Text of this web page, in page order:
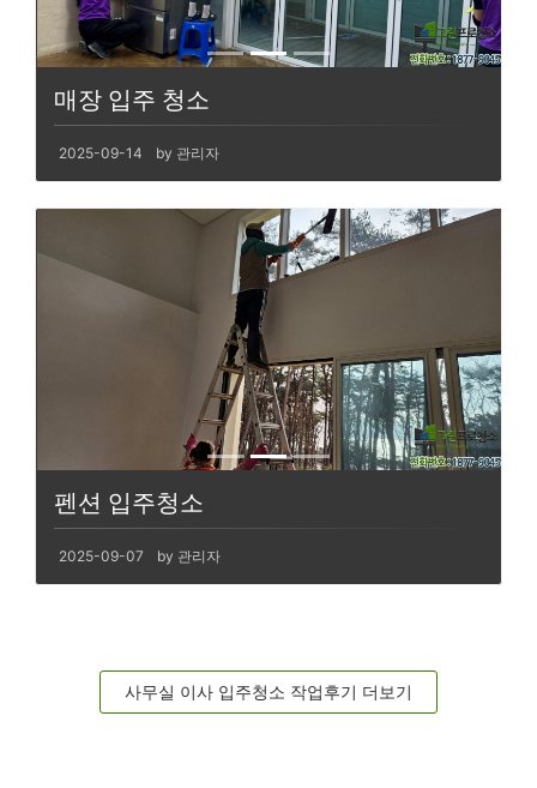
매장 입주 청소
2025-09-14 by 관리자
펜션 입주청소
2025-09-07 by 관리자
사무실 이사 입주청소 작업후기 더보기